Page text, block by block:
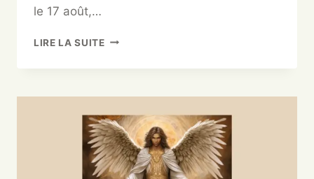
le 17 août,…
LIRE LA SUITE